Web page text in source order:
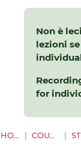
Non è
lezioni
for
HOME COURSES